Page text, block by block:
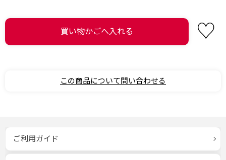
この商品について問い合わせる
ご利用ガイド